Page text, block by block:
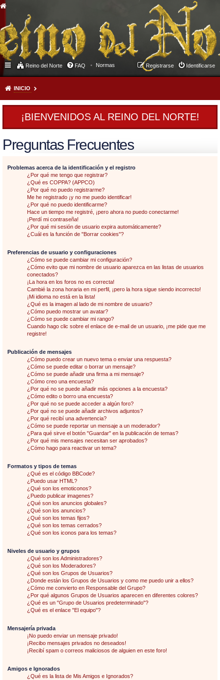
Reino del Norte FAQ Normas Identificarse
Registrarse
INICIO
¡BIENVENIDOS AL REINO DEL NORTE!
Preguntas Frecuentes
Problemas acerca de la identificación y el registro
¿Por qué me tengo que registrar?
¿Qué es COPPA? (APPCO)
¿Por qué no puedo registrarme?
Me he registrado ¡y no me puedo identificar!
¿Por qué no puedo identificarme?
Hace un tiempo me registré, ¡pero ahora no puedo conectarme!
¡Perdí mi contraseña!
¿Por qué mi sesión de usuario expira automáticamente?
¿Cuál es la función de "Borrar cookies"?
Preferencias de usuario y configuraciones
¿Cómo se puede cambiar mi configuración?
¿Cómo evito que mi nombre de usuario aparezca en las listas de usuarios
conectados?
¡La hora en los foros no es correcta!
Cambié la zona horaria en mi perfil, ¡pero la hora sigue siendo incorrecto!
¡Mi idioma no está en la lista!
¿Qué es la imagen al lado de mi nombre de usuario?
¿Cómo puedo mostrar un avatar?
¿Cómo se puede cambiar mi rango?
Cuando hago clic sobre el enlace de e-mail de un usuario, ¡me pide que me
registre!
Publicación de mensajes
¿Cómo puedo crear un nuevo tema o enviar una respuesta?
¿Cómo se puede editar o borrar un mensaje?
¿Cómo se puede añadir una firma a mi mensaje?
¿Cómo creo una encuesta?
¿Por qué no se puede añadir más opciones a la encuesta?
¿Cómo edito o borro una encuesta?
¿Por qué no se puede acceder a algún foro?
¿Por qué no se puede añadir archivos adjuntos?
¿Por qué recibí una advertencia?
¿Cómo se puede reportar un mensaje a un moderador?
¿Para qué sirve el botón "Guardar" en la publicación de temas?
¿Por qué mis mensajes necesitan ser aprobados?
¿Cómo hago para reactivar un tema?
Formatos y tipos de temas
¿Qué es el código BBCode?
¿Puedo usar HTML?
¿Qué son los emoticonos?
¿Puedo publicar imagenes?
¿Qué son los anuncios globales?
¿Qué son los anuncios?
¿Qué son los temas fijos?
¿Qué son los temas cerrados?
¿Qué son los iconos para los temas?
Niveles de usuario y grupos
¿Qué son los Administradores?
¿Qué son los Moderadores?
¿Qué son los Grupos de Usuarios?
¿Donde están los Grupos de Usuarios y como me puedo unir a ellos?
¿Cómo me convierto en Responsable del Grupo?
¿Por qué algunos Grupos de Usuarios aparecen en diferentes colores?
¿Qué es un "Grupo de Usuarios predeterminado"?
¿Qué es el enlace "El equipo"?
Mensajería privada
¡No puedo enviar un mensaje privado!
¡Recibo mensajes privados no deseados!
¡Recibí spam o correos maliciosos de alguien en este foro!
Amigos e Ignorados
¿Qué es la lista de Mis Amigos e Ignorados?